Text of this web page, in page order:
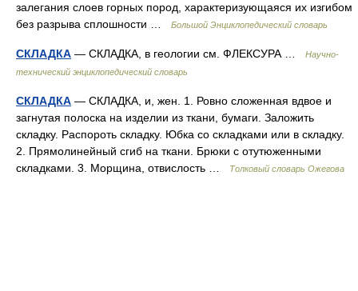
залегания слоев горных пород, характеризующаяся их изгибом
без разрыва сплошности …
Большой Энциклопедический словарь
СКЛАДКА — СКЛАДКА, в геологии см. ФЛЕКСУРА …
Научно-
технический энциклопедический словарь
СКЛАДКА — СКЛАДКА, и, жен. 1. Ровно сложенная вдвое и
загнутая полоска на изделии из ткани, бумаги. Заложить
складку. Распороть складку. Юбка со складками или в складку.
2. Прямолинейный сгиб на ткани. Брюки с отутюженными
складками. 3. Морщина, отвислость …
Толковый словарь Ожегова